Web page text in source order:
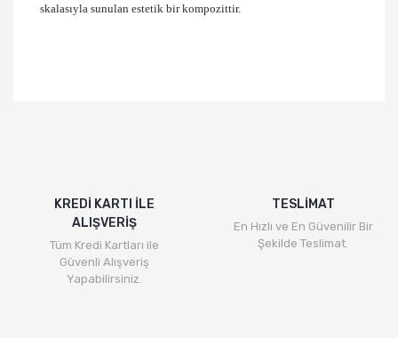
skalasıyla sunulan estetik bir kompozittir.
KREDİ KARTI İLE
ALIŞVERİŞ
Tüm Kredi Kartları ile
Güvenli Alışveriş
Yapabilirsiniz.
TESLİMAT
En Hızlı ve En Güvenilir Bir
Şekilde Teslimat.